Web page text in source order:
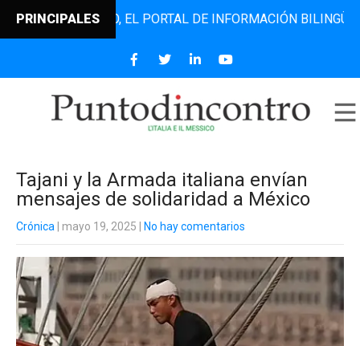
PRINCIPALESEL PORTAL DE INFORMACIÓN BILINGÜE
Tajani y la Armada italiana envían
mensajes de solidaridad a México
Crónica | mayo 19, 2025 No hay comentarios